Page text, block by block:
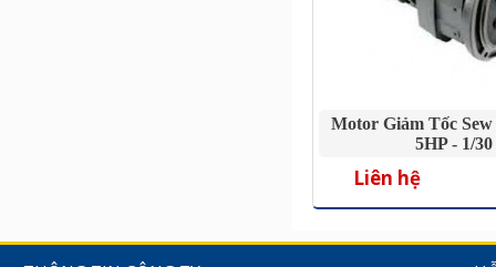
Motor Giảm Tốc
5HP - 1/30
Liên hệ